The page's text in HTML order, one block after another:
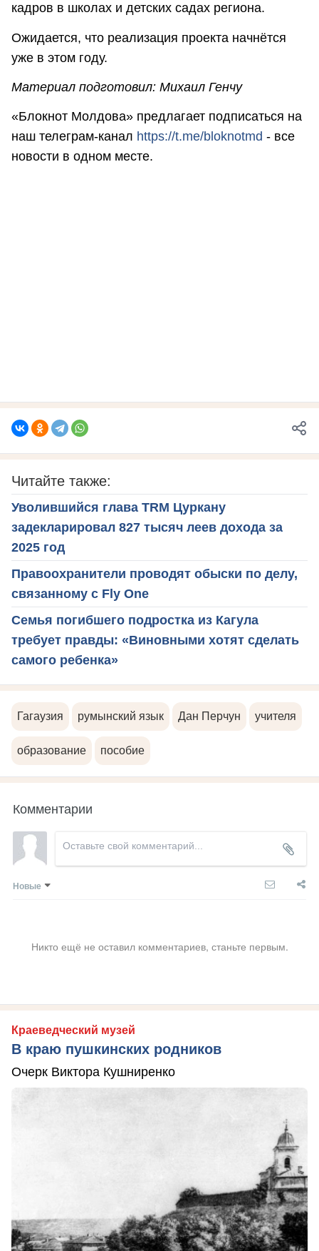
кадров в школах и детских садах региона.
Ожидается, что реализация проекта начнётся
уже в этом году.
Материал подготовил: Михаил Генчу
«Блокнот Молдова» предлагает подписаться на
наш телеграм-канал https://t.me/bloknotmd - все
новости в одном месте.
Читайте также:
Уволившийся глава TRM Цуркану
задекларировал 827 тысяч леев дохода за
2025 год
Правоохранители проводят обыски по делу,
связанному с Fly One
Семья погибшего подростка из Кагула
требует правды: «Виновными хотят сделать
самого ребенка»
Гагаузия румынский язык Дан Перчун учителя
образование пособие
Комментарии
Новые
Никто ещё не оставил комментариев, станьте первым.
Краеведческий музей
В краю пушкинских родников
Очерк Виктора Кушниренко